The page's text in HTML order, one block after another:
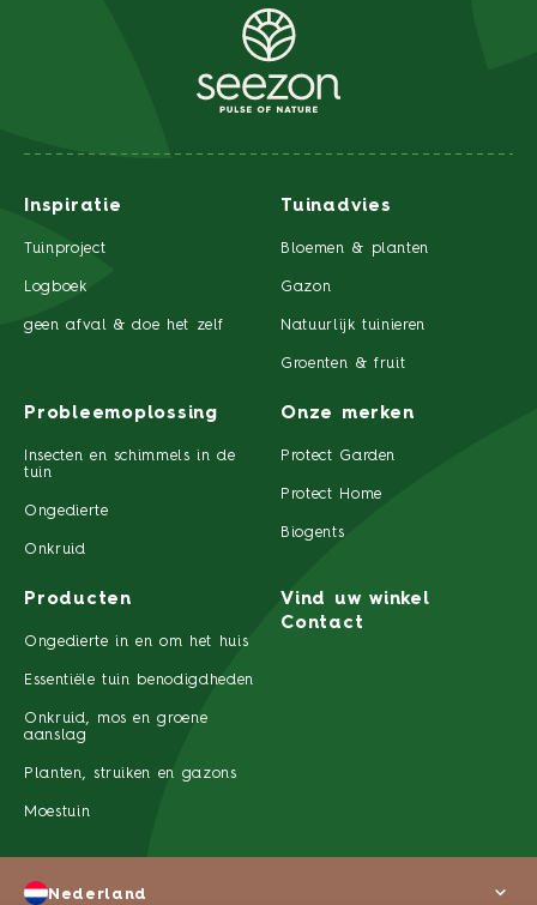
Inspiratie
Tuinproject
Logboek
geen afval & doe het zelf
Tuinadvies
Bloemen & planten
Gazon
Natuurlijk tuinieren
Groenten & fruit
Probleemoplossing
Insecten en schimmels in de
tuin
Ongedierte
Onkruid
Onze merken
Protect Garden
Protect Home
Biogents
Producten
Ongedierte in en om het huis
Essentiële tuin benodigdheden
Onkruid, mos en groene
aanslag
Planten, struiken en gazons
Moestuin
Vind uw winkel
Contact
Nederland